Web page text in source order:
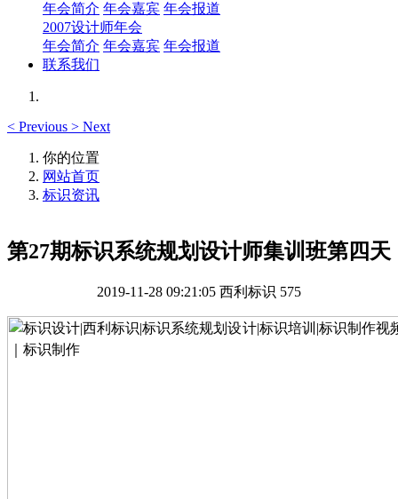
年会简介 年会嘉宾 年会报道
2007设计师年会
年会简介 年会嘉宾 年会报道
联系我们
< Previous > Next
你的位置
网站首页
标识资讯
第27期标识系统规划设计师集训班第四天
2019-11-28 09:21:05 西利标识 575